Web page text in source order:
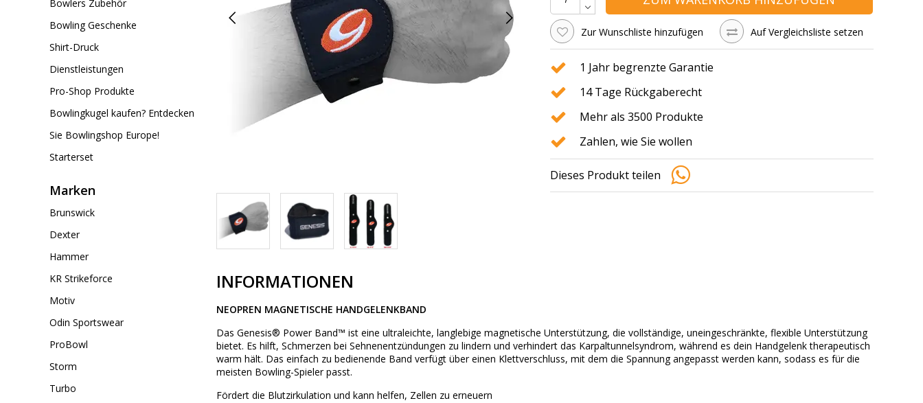
Bowlers Zubehör
Bowling Geschenke
Shirt-Druck
Dienstleistungen
Pro-Shop Produkte
Bowlingkugel kaufen? Entdecken
Sie Bowlingshop Europe!
Starterset
Marken
Brunswick
Dexter
Hammer
KR Strikeforce
Motiv
Odin Sportswear
ProBowl
Storm
Turbo
Zur Wunschliste hinzufügen Auf Vergleichsliste setzen
1 Jahr begrenzte Garantie
14 Tage Rückgaberecht
Mehr als 3500 Produkte
Zahlen, wie Sie wollen
Dieses Produkt teilen
INFORMATIONEN
NEOPREN MAGNETISCHE HANDGELENKBAND
Das Genesis® Power Band™ ist eine ultraleichte, langlebige magnetische Unterstützung, die vollständige, uneingeschränkte, flexible Unterstützung
bietet. Es hilft, Schmerzen bei Sehnenentzündungen zu lindern und verhindert das Karpaltunnelsyndrom, während es dein Handgelenk therapeutisch
warm hält. Das einfach zu bedienende Band verfügt über einen Klettverschluss, mit dem die Spannung angepasst werden kann, sodass es für die
meisten Bowling-Spieler passt.
Fördert die Blutzirkulation und kann helfen, Zellen zu erneuern